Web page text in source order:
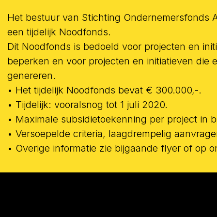
Het bestuur van Stichting Ondernemersfonds
een tijdelijk Noodfonds.
Dit Noodfonds is bedoeld voor projecten en
beperken en voor projecten en initiatieven
genereren.
• Het tijdelijk Noodfonds bevat € 300.000,-.
• Tijdelijk: vooralsnog tot 1 juli 2020.
• Maximale subsidietoekenning per project in
• Versoepelde criteria, laagdrempelig
• Overige informatie zie bijgaande flyer of op